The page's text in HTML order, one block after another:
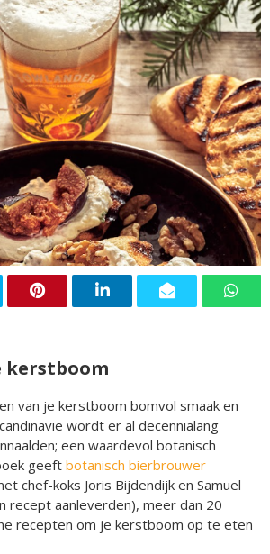
kerstboom
van je kerstboom bomvol smaak en
wordt er al decennialang
een waardevol botanisch
geeft botanisch bierbrouwer
chef-koks Joris Bijdendijk en Samuel
recept aanleverden), meer dan 20
recepten om je kerstboom op te eten